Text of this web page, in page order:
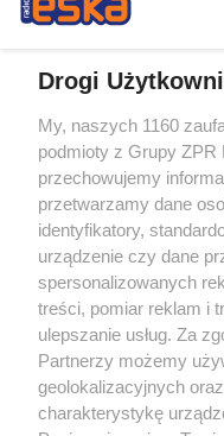
Żaden utwór zamieszczony w
rozpowszechniany lub dalej
tym także elektroniczny lub
eksploatacji w jakiejkolwiek
bez pisemnej zgody
wykorzystanie utworów w
bez właściwej zgody, jest
prawnie.
Drogi
My, naszych 1160
podmioty z Grupy
przechowujemy
przetwarzamy dane
identyfikatory,
urządzenie czy dane
spersonalizowanych
treści, pomiar reklam i
ulepszanie usług. Za
Partnerzy możemy
geolokalizacyjnych
charakterystykę